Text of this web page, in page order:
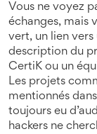
Vous ne voyez
échanges, mais
vert, un lien vers
description du
CertiK ou un
Les projets
mentionnés
toujours eu
hackers ne